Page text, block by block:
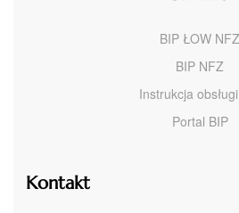
BIP ŁOW NFZ
BIP NFZ
Instrukcja
Portal BIP
Kontakt